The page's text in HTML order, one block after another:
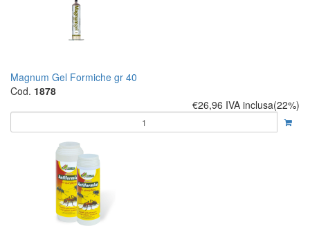
Magnum Gel Formiche gr 40
Cod. 1878
€26,96 IVA inclusa(22%)